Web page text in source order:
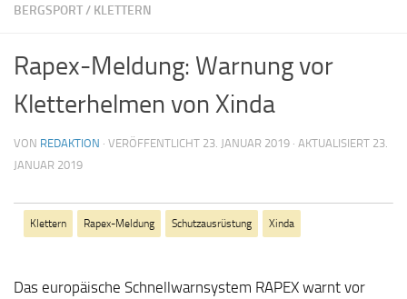
BERGSPORT / KLETTERN
Rapex-Meldung: Warnung vor
Kletterhelmen von Xinda
VON REDAKTION · VERÖFFENTLICHT 23. JANUAR 2019 · AKTUALISIERT 23.
JANUAR 2019
Klettern Rapex-Meldung Schutzausrüstung Xinda
Das europäische Schnellwarnsystem RAPEX warnt vor